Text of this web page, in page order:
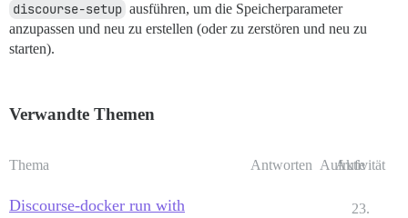
discourse-setup ausführen, um die Speicherparameter
anzupassen und neu zu erstellen (oder zu zerstören und neu zu
starten).
Verwandte Themen
Thema Antworten Aufrufe
Aktivität
Discourse-docker run with
23.